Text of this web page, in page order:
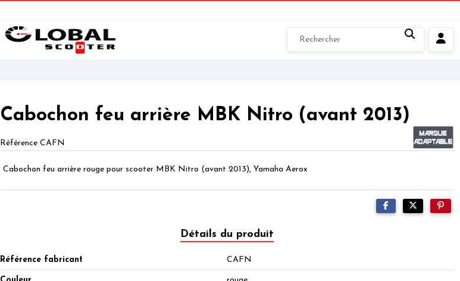
Cabochon feu arrière MBK Nitro (avant 2013)
Référence CAFN
Cabochon feu arrière rouge pour scooter MBK Nitro (avant 2013), Yamaha Aerox
Détails du produit
Référence fabricant CAFN